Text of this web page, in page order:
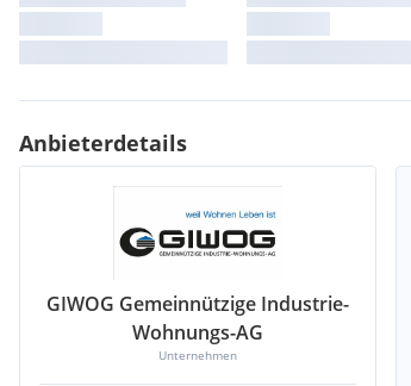
Anbieterdetails
GIWOG Gemeinnützige Industrie-
Wohnungs-AG
Unternehmen